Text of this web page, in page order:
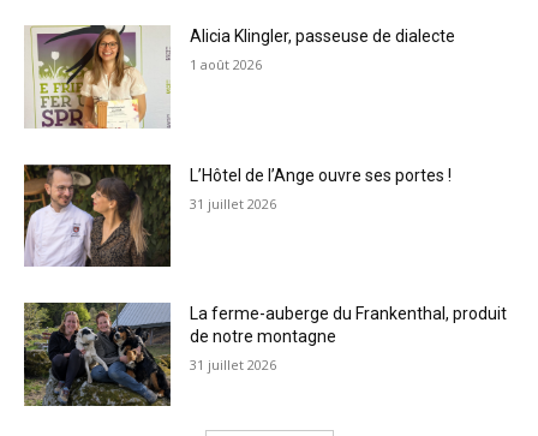
Alicia Klingler, passeuse de dialecte
1 août 2026
L’Hôtel de l’Ange ouvre ses portes !
31 juillet 2026
La ferme-auberge du Frankenthal, produit
de notre montagne
31 juillet 2026